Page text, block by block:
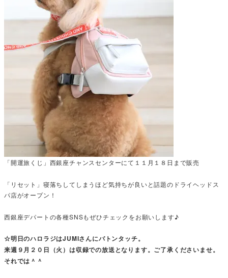
「開運旅くじ」西銀座チャンスセンターにて１１月１８日まで販売
「リセット」寝落ちしてしまうほど気持ちが良いと話題のドライヘッドス
パ店がオープン！
西銀座デパートの各種SNSもぜひチェックをお願いします♪
☆明日のハロラジはJUMIさんにバトンタッチ。
来週９月２０日（火）は収録での放送となります。ご了承くださいませ。
それでは＾＾